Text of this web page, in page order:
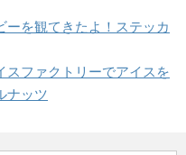
ーを観てきたよ！ステッカ
スファクトリーでアイスを
ナッツ